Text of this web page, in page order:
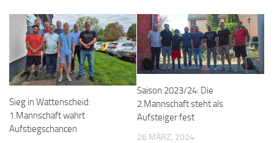
Sieg in Wattenscheid:
1.Mannschaft wahrt
Aufstiegschancen
Saison 2023/24: Die
2.Mannschaft steht als
Aufsteiger fest
26 MÄRZ, 2024